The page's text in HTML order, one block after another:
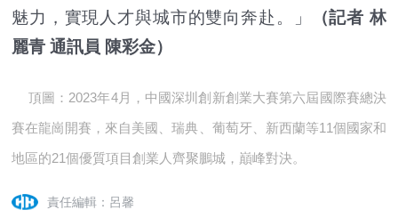
魅力，實現人才與城市的雙向奔赴。」
（記者 林
麗青 通訊員 陳彩金）
頂圖：2023年4月，中國深圳創新創業大賽第六屆國際賽總決
賽在龍崗開賽，來自美國、瑞典、葡萄牙、新西蘭等11個國家和
地區的21個優質項目創業人齊聚鵬城，巔峰對決。
責任編輯：呂馨